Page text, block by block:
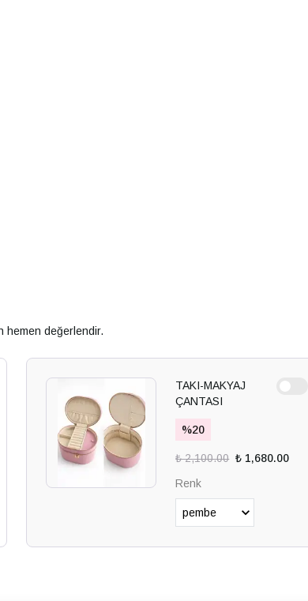
hemen değerlendir.
TAKI-MAKYAJ
ÇANTASI
%20
₺ 2,100.00 ₺ 1,680.00
Renk